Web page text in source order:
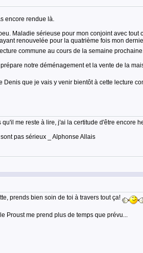
encore rendue là.
Maladie sérieuse pour mon conjoint avec
renouvelée pour la quatrième fois mon
commune au cours de la semaine prochaine.
notre déménagement et la vente de la
Denis que je vais y venir bientôt à cette lecture
me reste à lire, j'ai la certitude d'être encore
pas sérieux _ Alphonse Allais
prends bien soin de toi à travers tout ça!
Proust me prend plus de temps que prévu...